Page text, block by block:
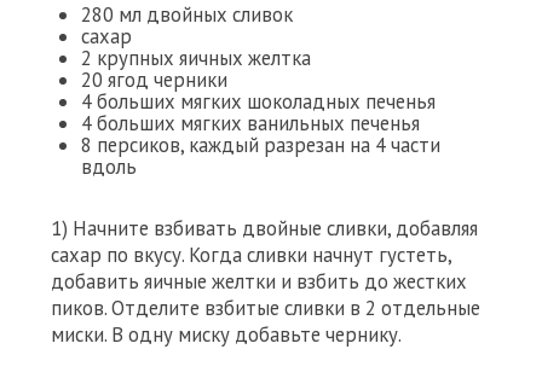
280 мл двойных сливок
сахар
2 крупных яичных желтка
20 ягод черники
4 больших мягких шоколадных печенья
4 больших мягких ванильных печенья
8 персиков, каждый разрезан на 4 части
вдоль
1) Начните взбивать двойные сливки, добавляя
сахар по вкусу. Когда сливки начнут густеть,
добавить яичные желтки и взбить до жестких
пиков. Отделите взбитые сливки в 2 отдельные
миски. В одну миску добавьте чернику.